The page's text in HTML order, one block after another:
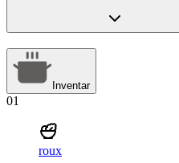
Inventar
01
roux